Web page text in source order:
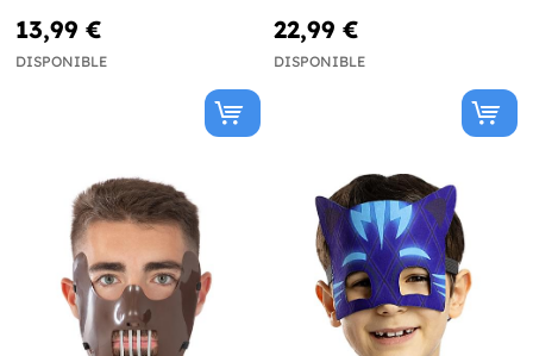
13,99 €
DISPONIBLE
22,99 €
DISPONIBLE